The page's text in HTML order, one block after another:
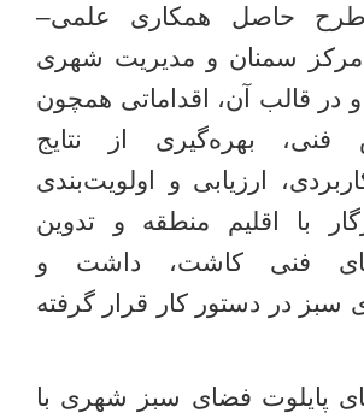
طرح حاصل همکاری علمی–
مرکز سمنان و مدیریت شهری
در قالب آن، اقداماتی همچون
فنی، بهره‌گیری از نتایج
ارزیابی و اولویت‌بندی
با اقلیم منطقه و تدوین
فنی کاشت، داشت و
سبز در دستور کار قرار گرفته
پایلوت فضای سبز شهری با